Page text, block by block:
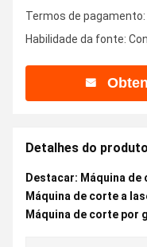
Termos de
Habilidade da fonte:
Detalhes do produto
Destacar: Máquina de
Máquina de corte a
Máquina de corte por